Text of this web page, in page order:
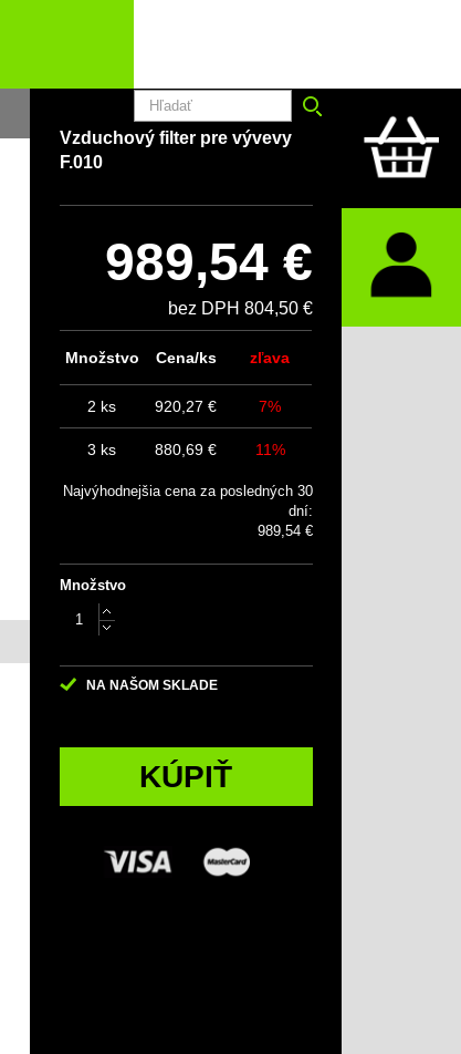
Vzduchový filter pre vývevy
F.010
989,54 €
bez DPH 804,50 €
Množstvo Cena/ks zľava
2 ks 920,27 € 7%
3 ks 880,69 € 11%
Najvýhodnejšia cena za posledných 30
dní:
989,54 €
Množstvo
NA NAŠOM SKLADE
KÚPIŤ